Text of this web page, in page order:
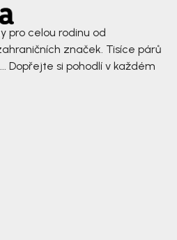
pro celou rodinu od
značek. Tisíce párů
Dopřejte si pohodlí v každém